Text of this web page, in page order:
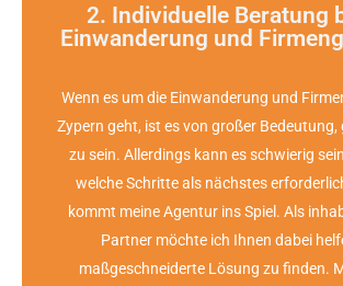
Vorteile für Sie
Jetzt downloaden!
2. Individuelle Beratung
Einwanderung und
Wenn es um die Einwanderung und
Zypern geht, ist es von großer
zu sein. Allerdings kann es schwierig
welche Schritte als nächstes
kommt meine Agentur ins Spiel. Als
Partner möchte ich Ihnen dabei
maßgeschneiderte Lösung zu finden.